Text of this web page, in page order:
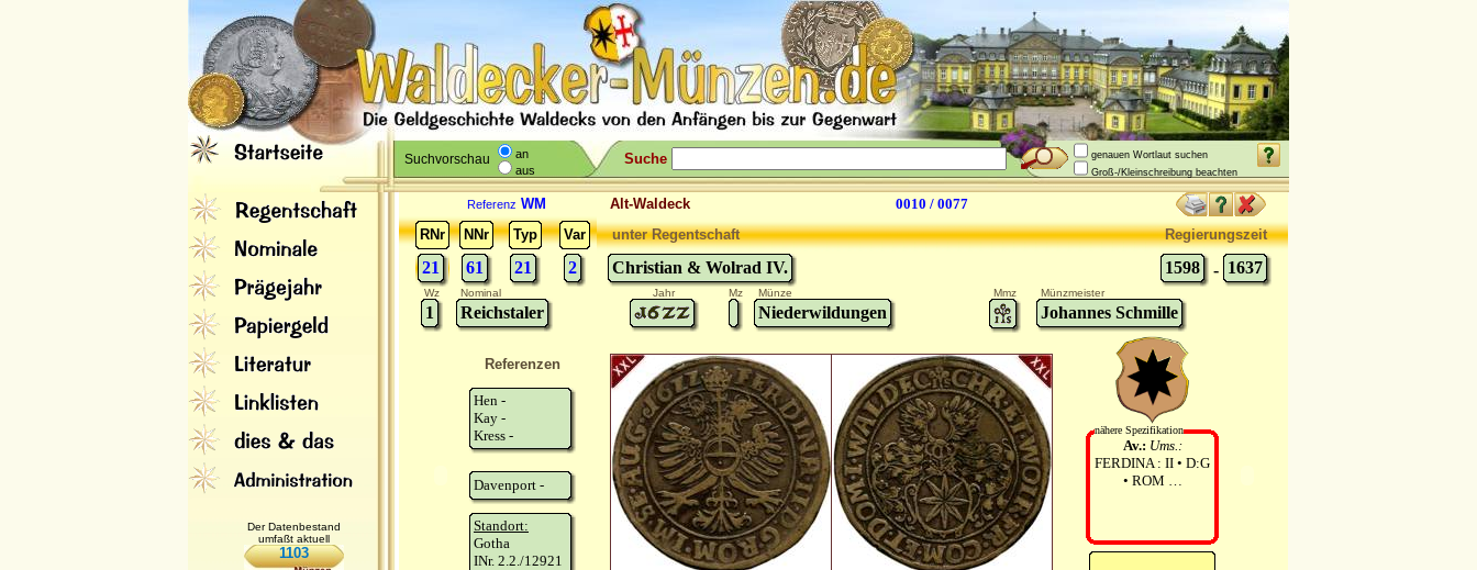
Suchvorschau
an
aus
Suche
genauen Wortlaut suchen
Groß-/Kleinschreibung beachten
Der Datenbestand
umfaßt aktuell
1103
Referenz WM Alt-Waldeck
0010 / 0077
RNr
NNr Typ Var
21 61 21 2
unter Regentschaft Regierungszeit
Christian & Wolrad IV. 1598 - 1637
Wz Nominal Jahr Mz Münze Mmz Münzmeister
1 Reichstaler Niederwildungen Johannes Schmille
Referenzen
Hen -
Kay -
Kress -
Davenport -
Standort:
Gotha
INr. 2.2./12921
nähere Spezifikation
Av.: Ums.:
FERDINA : II • D:G
• ROM …